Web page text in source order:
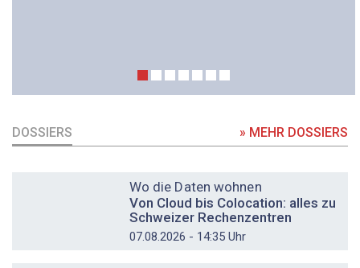
DOSSIERS » MEHR DOSSIERS
Wo die Daten wohnen
Von Cloud bis Colocation: alles zu
Schweizer Rechenzentren
07.08.2026 - 14:35 Uhr